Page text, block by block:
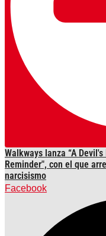
Walkways lanza “A
Reminder", con el que
narcisismo
Facebook